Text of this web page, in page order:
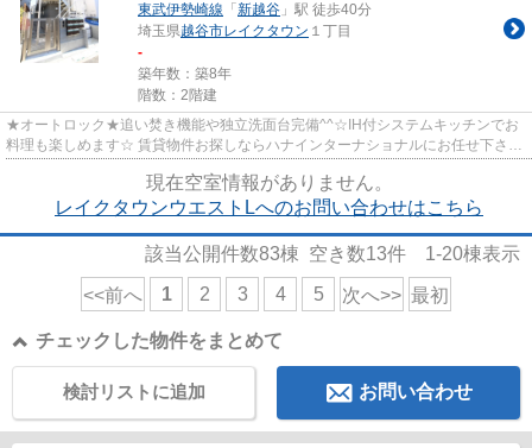
東武伊勢崎線 「 新越谷 」駅 徒歩40分
埼玉県越谷市レイクタウン １丁目
-
築年数：築8年
階数：2階建
★オートロック★追い焚き機能や独立洗面台完備^^☆IH付システムキッチンでお
料理も楽しめます☆ 賃貸物件お探しならハナインターナショナルにお任せ下さい
現在空室情報がありません。
レイクタウンウエストLへのお問い合わせはこちら
該当公開件数83棟 空き数13件 1-20棟表示
<<前へ 1 2 3 4 5 次へ>> 最初
チェックした物件をまとめて
お問い合わせ
検討リストに追加